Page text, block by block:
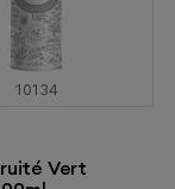
10134
Vert